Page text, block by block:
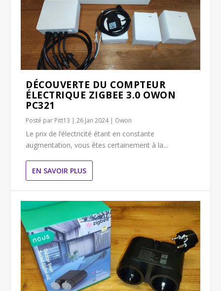
DÉCOUVERTE DU COMPTEUR
ÉLECTRIQUE ZIGBEE 3.0 OWON
PC321
Posté par Pitt13 |26 Jan 2024| Owon
Le prix de l’électricité étant en constante
augmentation, vous êtes certainement à la...
EN SAVOIR PLUS